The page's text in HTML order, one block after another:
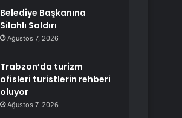
Belediye Başkanına
Silahlı Saldırı
Ağustos 7, 2026
Trabzon’da turizm
ofisleri turistlerin rehberi
oluyor
Ağustos 7, 2026